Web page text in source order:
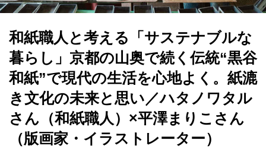
和紙職人と考える「サステナブルな
暮らし」京都の山奥で続く伝統“黒谷
和紙”で現代の生活を心地よく。紙漉
き文化の未来と思い／ハタノワタル
さん（和紙職人）×平澤まりこさん
（版画家・イラストレーター）